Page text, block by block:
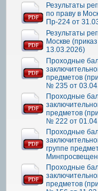
Результаты
по праву в
Пр-224 от
Результаты
Москве
13.03.2026)
Проходные
предметов
№ 235 от
Проходные
предметов
№ 222 от
Проходные
группе
Проходные
предметов